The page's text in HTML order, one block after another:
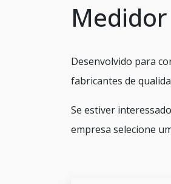
Desenvolvido para
fabricantes de
Se estiver
empresa selecione